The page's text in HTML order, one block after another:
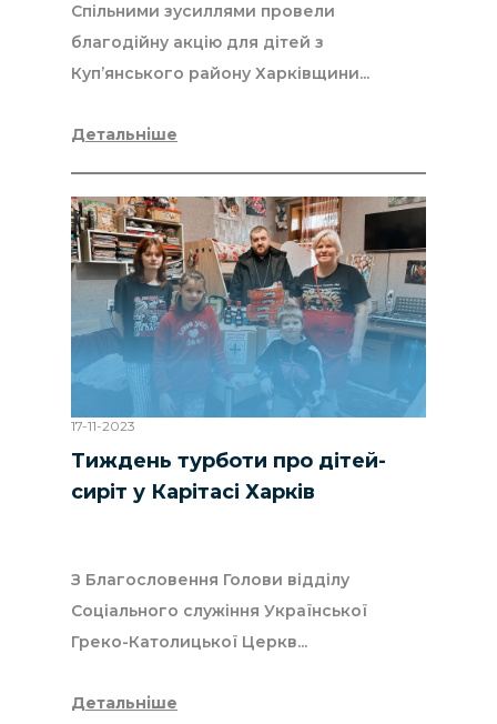
Спільними зусиллями провели
благодійну акцію для дітей з
Купʼянського району Харківщини...
Детальніше
17-11-2023
Тиждень турботи про дітей-
сиріт у Карітасі Харків
З Благословення Голови відділу
Соціального служіння Української
Греко-Католицької Церкв...
Детальніше